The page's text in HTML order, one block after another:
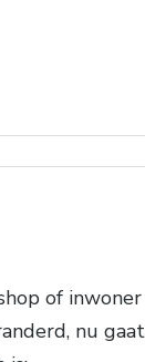
of
nu